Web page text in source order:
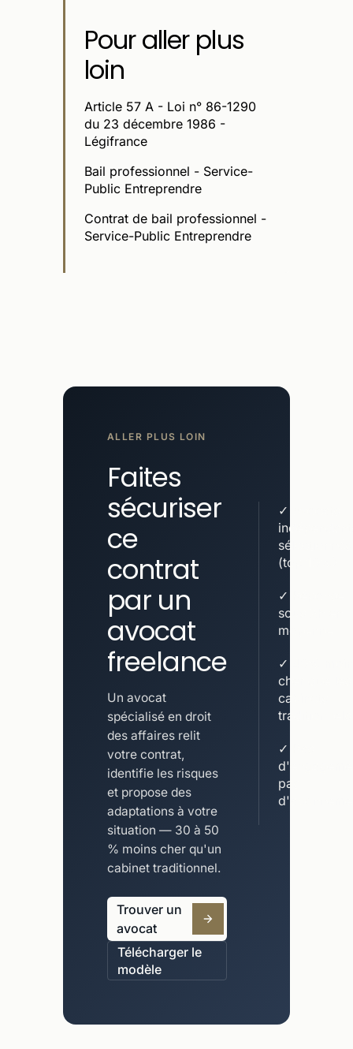
Pour aller plus
loin
Article 57 A - Loi n° 86-1290
du 23 décembre 1986 -
Légifrance
Bail professionnel - Service-
Public Entreprendre
Contrat de bail professionnel -
Service-Public Entreprendre
ALLER PLUS LOIN
Faites
sécuriser
ce
contrat
par un
avocat
freelance
Un avocat
spécialisé en droit
des affaires relit
votre contrat,
identifie les risques
et propose des
adaptations à votre
situation — 30 à 50
% moins cher qu'un
cabinet traditionnel.
✓ Avocats
sélectionnés
(top 10%)
✓ Réponse
sous 2h en
moyenne
✓ 40%
cher que les
cabinets
traditionnels
✓ Pas
pas
Trouver un
avocat
Télécharger le
modèle